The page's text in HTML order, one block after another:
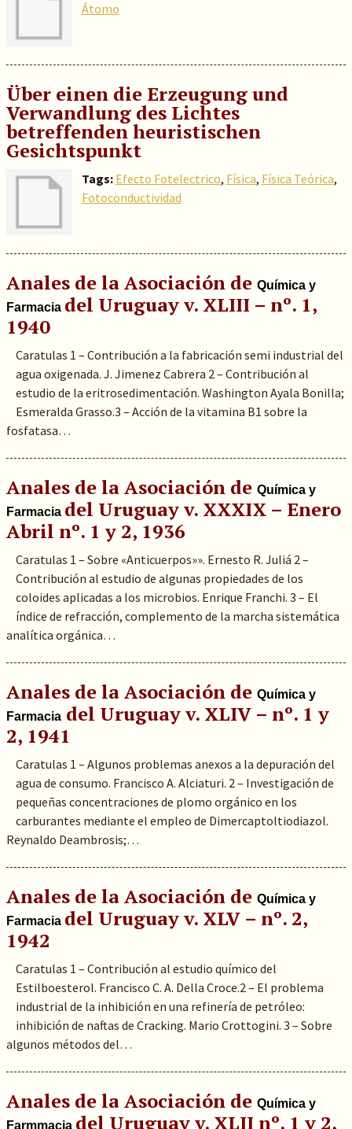
Átomo
Über einen die Erzeugung und
Verwandlung des Lichtes
betreffenden heuristischen
Gesichtspunkt
Tags: Efecto Fotelectrico, Física, Física Teórica,
Fotoconductividad
Anales de la Asociación de Química y
Farmacia del Uruguay v. XLIII – nº. 1,
1940
Caratulas 1 – Contribución a la fabricación semi industrial del
agua oxigenada. J. Jimenez Cabrera 2 – Contribución al
estudio de la eritrosedimentación. Washington Ayala Bonilla;
Esmeralda Grasso.3 – Acción de la vitamina B1 sobre la
fosfatasa…
Anales de la Asociación de Química y
Farmacia del Uruguay v. XXXIX – Enero
Abril nº. 1 y 2, 1936
Caratulas 1 – Sobre «Anticuerpos»». Ernesto R. Juliá 2 –
Contribución al estudio de algunas propiedades de los
coloides aplicadas a los microbios. Enrique Franchi. 3 – El
índice de refracción, complemento de la marcha sistemática
analítica orgánica…
Anales de la Asociación de Química y
Farmaciadel Uruguay v. XLIV – nº. 1 y
2, 1941
Caratulas 1 – Algunos problemas anexos a la depuración del
agua de consumo. Francisco A. Alciaturi. 2 – Investigación de
pequeñas concentraciones de plomo orgánico en los
carburantes mediante el empleo de Dimercaptoltiodiazol.
Reynaldo Deambrosis;…
Anales de la Asociación de Química y
Farmacia del Uruguay v. XLV – nº. 2,
1942
Caratulas 1 – Contribución al estudio químico del
Estilboesterol. Francisco C. A. Della Croce.2 – El problema
industrial de la inhibición en una refinería de petróleo:
inhibición de naftas de Cracking. Mario Crottogini. 3 – Sobre
algunos métodos del…
Anales de la Asociación de Química y
Farmmacia del Uruguay v. XLII nº. 1 y 2,